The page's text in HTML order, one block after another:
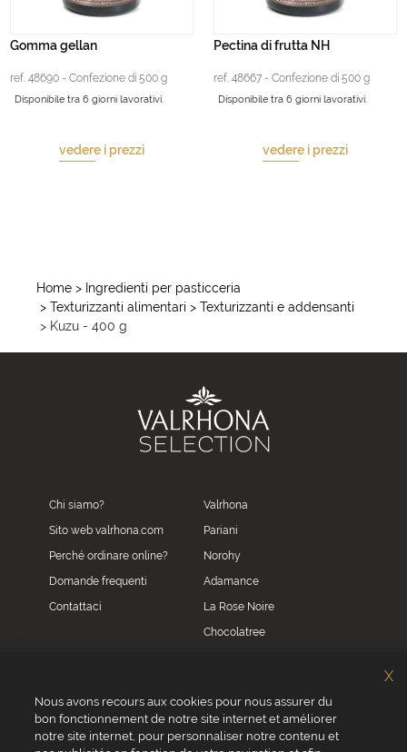
Gomma gellan
ref. 48690 - Confezione di 500 g
Disponibile tra 6 giorni lavorativi.
vedere i prezzi
Pectina di frutta NH
ref. 48667 - Confezione di 500 g
Disponibile tra 6 giorni lavorativi.
vedere i prezzi
Home > Ingredienti per pasticceria
> Texturizzanti alimentari > Texturizzanti e addensanti
> Kuzu - 400 g
Chi siamo?
Sito web valrhona.com
Perché ordinare online?
Domande frequenti
Contattaci
Valrhona
Pariani
Norohy
Adamance
La Rose Noire
Chocolatree
Servizio clienti
0039 02 82 94 01 46
Nous avons recours aux cookies pour nous assurer du
bon fonctionnement de notre site internet et améliorer
notre site internet, pour personnaliser notre contenu et
X